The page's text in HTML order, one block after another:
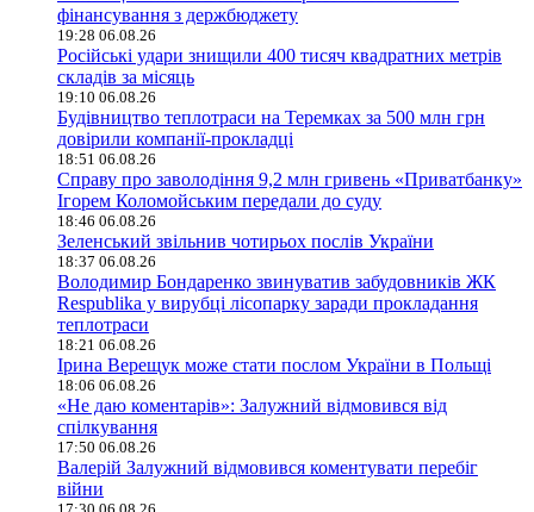
фінансування з держбюджету
19:28 06.08.26
Російські удари знищили 400 тисяч квадратних метрів
складів за місяць
19:10 06.08.26
Будівництво теплотраси на Теремках за 500 млн грн
довірили компанії-прокладці
18:51 06.08.26
Справу про заволодіння 9,2 млн гривень «Приватбанку»
Ігорем Коломойським передали до суду
18:46 06.08.26
Зеленський звільнив чотирьох послів України
18:37 06.08.26
Володимир Бондаренко звинуватив забудовників ЖК
Respublika у вирубці лісопарку заради прокладання
теплотраси
18:21 06.08.26
Ірина Верещук може стати послом України в Польщі
18:06 06.08.26
«Не даю коментарів»: Залужний відмовився від
спілкування
17:50 06.08.26
Валерій Залужний відмовився коментувати перебіг
війни